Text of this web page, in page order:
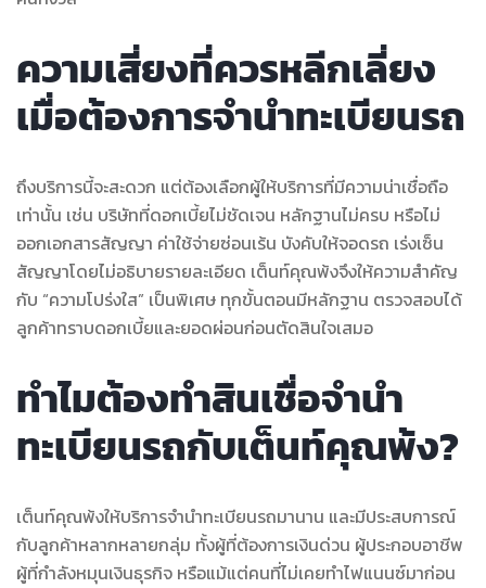
ความเสี่ยงที่ควรหลีกเลี่ยง
เมื่อต้องการจำนำทะเบียนรถ
ถึงบริการนี้จะสะดวก แต่ต้องเลือกผู้ให้บริการที่มีความน่าเชื่อถือ
เท่านั้น เช่น บริษัทที่ดอกเบี้ยไม่ชัดเจน หลักฐานไม่ครบ หรือไม่
ออกเอกสารสัญญา ค่าใช้จ่ายซ่อนเร้น บังคับให้จอดรถ เร่งเซ็น
สัญญาโดยไม่อธิบายรายละเอียด เต็นท์คุณพ้งจึงให้ความสำคัญ
กับ “ความโปร่งใส” เป็นพิเศษ ทุกขั้นตอนมีหลักฐาน ตรวจสอบได้
ลูกค้าทราบดอกเบี้ยและยอดผ่อนก่อนตัดสินใจเสมอ
ทำไมต้องทำสินเชื่อจำนำ
ทะเบียนรถกับเต็นท์คุณพ้ง?
เต็นท์คุณพ้งให้บริการจำนำทะเบียนรถมานาน และมีประสบการณ์
กับลูกค้าหลากหลายกลุ่ม ทั้งผู้ที่ต้องการเงินด่วน ผู้ประกอบอาชีพ
ผู้ที่กำลังหมุนเงินธุรกิจ หรือแม้แต่คนที่ไม่เคยทำไฟแนนซ์มาก่อน